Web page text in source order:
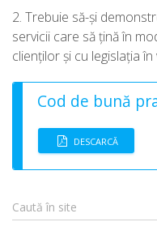
2. Trebuie să-şi
servicii care să ţină în
clienţilor şi cu legislaţia în
Cod de bună
DESCARCĂ
Caută în site